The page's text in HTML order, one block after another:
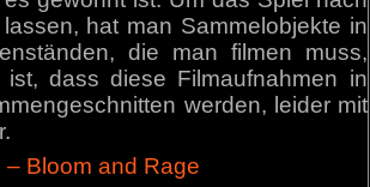
hat man Sammelobjekte in
die man filmen muss,
ist, dass diese Filmaufnahmen in
werden, leider mit